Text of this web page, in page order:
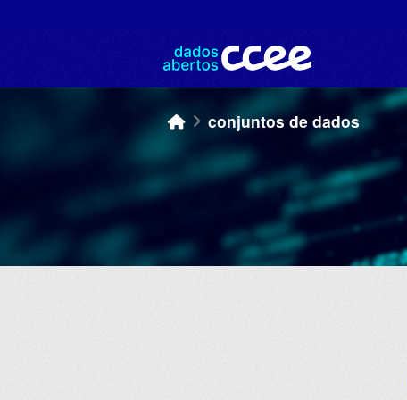
conjuntos de dados